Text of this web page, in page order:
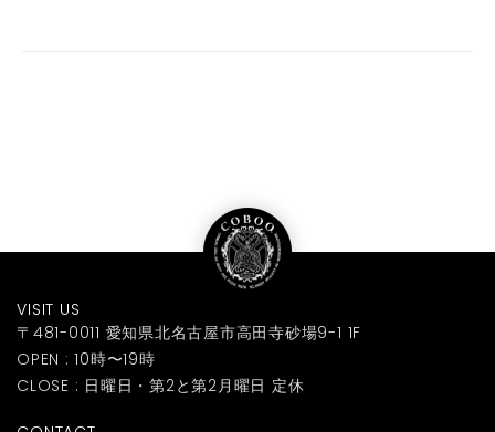
VISIT US
〒481-0011 愛知県北名古屋市高田寺砂場9-1 1F
OPEN : 10時〜19時
CLOSE : 日曜日・第2と第2月曜日 定休